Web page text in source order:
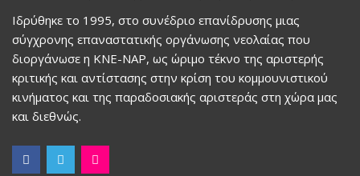
Ιδρύθηκε το 1995, στο συνέδριο επανίδρυσης μιας
σύγχρονης επαναστατικής οργάνωσης νεολαίας που
διοργάνωσε η ΚΝΕ-ΝΑΡ, ως ώριμο τέκνο της αριστερής
κριτικής και αντίστασης στην κρίση του κομμουνιστικού
κινήματος και της παραδοσιακής αριστεράς στη χώρα μας
και διεθνώς.